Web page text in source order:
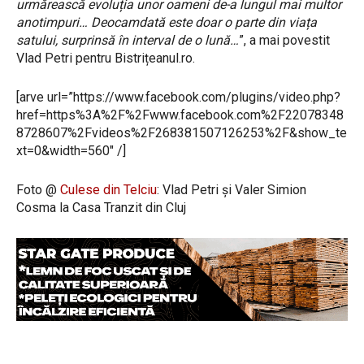
urmărească evoluția unor oameni de-a lungul mai multor
anotimpuri… Deocamdată este doar o parte din viața
satului, surprinsă în interval de o lună…”, a mai povestit
Vlad Petri pentru Bistrițeanul.ro.
[arve url=”https://www.facebook.com/plugins/video.php?
href=https%3A%2F%2Fwww.facebook.com%2F22078348
8728607%2Fvideos%2F268381507126253%2F&show_te
xt=0&width=560″ /]
Foto @ Culese din Telciu: Vlad Petri și Valer Simion
Cosma la Casa Tranzit din Cluj